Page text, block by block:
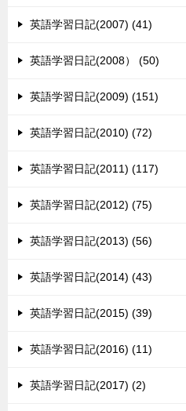
英語学習日記(2007) (41)
英語学習日記(2008） (50)
英語学習日記(2009) (151)
英語学習日記(2010) (72)
英語学習日記(2011) (117)
英語学習日記(2012) (75)
英語学習日記(2013) (56)
英語学習日記(2014) (43)
英語学習日記(2015) (39)
英語学習日記(2016) (11)
英語学習日記(2017) (2)